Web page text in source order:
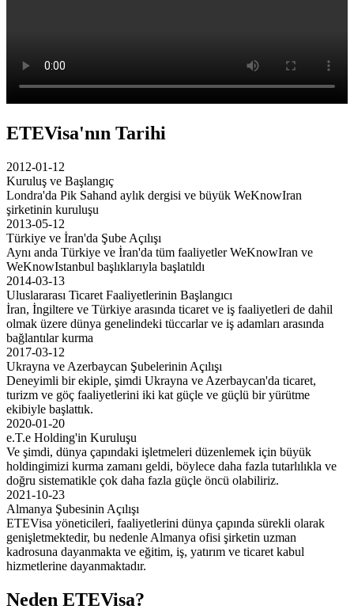
ETEVisa'nın Tarihi
2012-01-12
Kuruluş ve Başlangıç
Londra'da Pik Sahand aylık dergisi ve büyük WeKnowIran
şirketinin kuruluşu
2013-05-12
Türkiye ve İran'da Şube Açılışı
Aynı anda Türkiye ve İran'da tüm faaliyetler WeKnowIran ve
WeKnowIstanbul başlıklarıyla başlatıldı
2014-03-13
Uluslararası Ticaret Faaliyetlerinin Başlangıcı
İran, İngiltere ve Türkiye arasında ticaret ve iş faaliyetleri de dahil
olmak üzere dünya genelindeki tüccarlar ve iş adamları arasında
bağlantılar kurma
2017-03-12
Ukrayna ve Azerbaycan Şubelerinin Açılışı
Deneyimli bir ekiple, şimdi Ukrayna ve Azerbaycan'da ticaret,
turizm ve göç faaliyetlerini iki kat güçle ve güçlü bir yürütme
ekibiyle başlattık.
2020-01-20
e.T.e Holding'in Kuruluşu
Ve şimdi, dünya çapındaki işletmeleri düzenlemek için büyük
holdingimizi kurma zamanı geldi, böylece daha fazla tutarlılıkla ve
doğru sistematikle çok daha fazla güçle öncü olabiliriz.
2021-10-23
Almanya Şubesinin Açılışı
ETEVisa yöneticileri, faaliyetlerini dünya çapında sürekli olarak
genişletmektedir, bu nedenle Almanya ofisi şirketin uzman
kadrosuna dayanmakta ve eğitim, iş, yatırım ve ticaret kabul
hizmetlerine dayanmaktadır.
Neden ETEVisa?